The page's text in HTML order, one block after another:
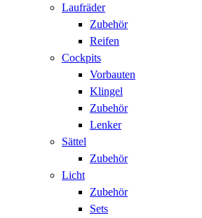
Laufräder
Zubehör
Reifen
Cockpits
Vorbauten
Klingel
Zubehör
Lenker
Sättel
Zubehör
Licht
Zubehör
Sets